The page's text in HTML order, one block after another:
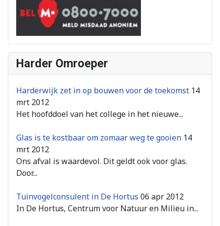
Harder Omroeper
Harderwijk zet in op bouwen voor de toekomst 14
mrt 2012
Het hoofddoel van het college in het nieuwe...
Glas is te kostbaar om zomaar weg te gooien 14
mrt 2012
Ons afval is waardevol. Dit geldt ook voor glas.
Door...
Tuinvogelconsulent in De Hortus 06 apr 2012
In De Hortus, Centrum voor Natuur en Milieu in...